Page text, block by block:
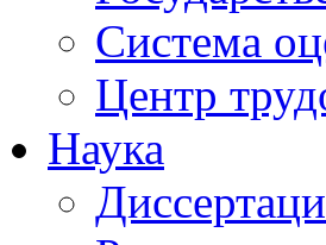
Система
Центр
Наука